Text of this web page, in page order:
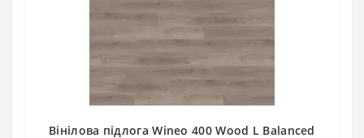
Вінілова підлога Wineo 400 Wood L Balanced